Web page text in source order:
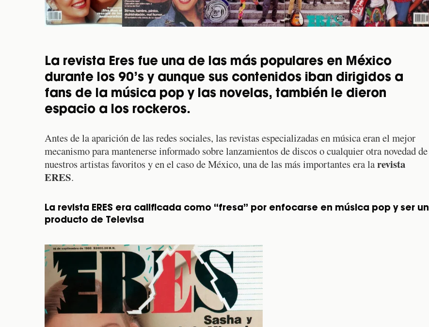
La revista Eres fue una de las más populares en México
durante los 90’s y aunque sus contenidos iban dirigidos a
fans de la música pop y las novelas, también le dieron
espacio a los rockeros.
Antes de la aparición de las redes sociales, las revistas especializadas en música eran el mejor
mecanismo para mantenerse informado sobre lanzamientos de discos o cualquier otra novedad de
nuestros artistas favoritos y en el caso de México, una de las más importantes era larevista
ERES.
La revista ERES era calificada como “fresa” por enfocarse en música pop y ser un
producto de Televisa